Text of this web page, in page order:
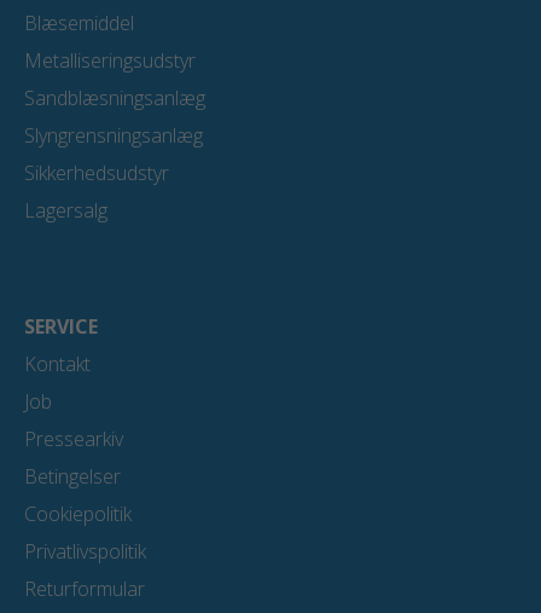
Blæsemiddel
Metalliseringsudstyr
Sandblæsningsanlæg
Slyngrensningsanlæg
Sikkerhedsudstyr
Lagersalg
SERVICE
Kontakt
Job
Pressearkiv
Betingelser
Cookiepolitik
Privatlivspolitik
Returformular